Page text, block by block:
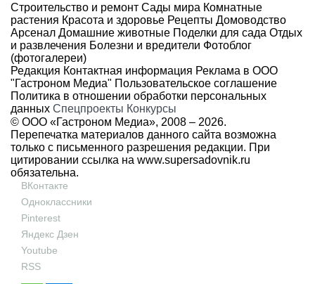
Строительство и ремонт Сады мира Комнатные
растения Красота и здоровье Рецепты Домоводство
Арсенал Домашние животные Поделки для сада Отдых
и развлечения Болезни и вредители Фотоблог
(фотогалереи)
Редакция Контактная информация Реклама в ООО
"Гастроном Медиа" Пользовательское соглашение
Политика в отношении обработки персональных
данных Спецпроекты Конкурсы
© ООО «Гастроном Медиа», 2008 – 2026.
Перепечатка материалов данного сайта возможна
только с письменного разрешения редакции. При
цитировании ссылка на www.supersadovnik.ru
обязательна.
ВКонтакте
Одноклассники
Pinterest
Яндекс Дзен
Youtube
RSS